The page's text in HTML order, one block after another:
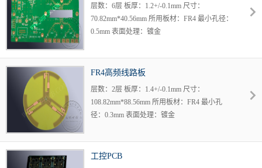
层数：6层 板厚：1.2+/-0.1mm 尺寸：
70.82mm*40.56mm 所用板材：FR4 最小孔径：
0.5mm 表面处理：镀金
FR4高频线路板
层数：2层 板厚：1.4+/-0.1mm 尺寸：
108.82mm*88.56mm 所用板材：FR4 最小孔
径：0.3mm 表面处理：镀金
工控PCB